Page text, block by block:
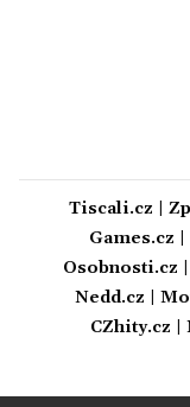
Tiscali.cz
Games.cz
Osobnosti.cz
Nedd.cz
CZhity.cz